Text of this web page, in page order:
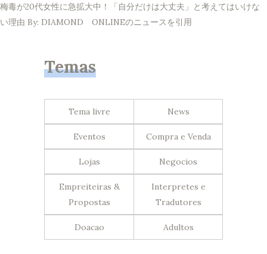
梅毒が20代女性に急拡大中！「自分だけは大丈夫」と考えてはいけな
い理由 By: DIAMOND ONLINEのニュースを引用
Temas
Tema livre News
Eventos Compra e Venda
Lojas Negocios
Empreiteiras &
Propostas
Interpretes e
Tradutores
Doacao Adultos